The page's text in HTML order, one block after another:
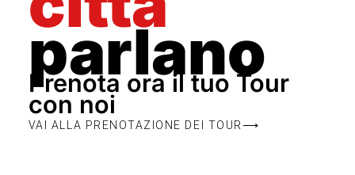
parlano
Prenota ora il tuo Tour
con noi
VAI ALLA PRENOTAZIONE DEI TOUR⟶